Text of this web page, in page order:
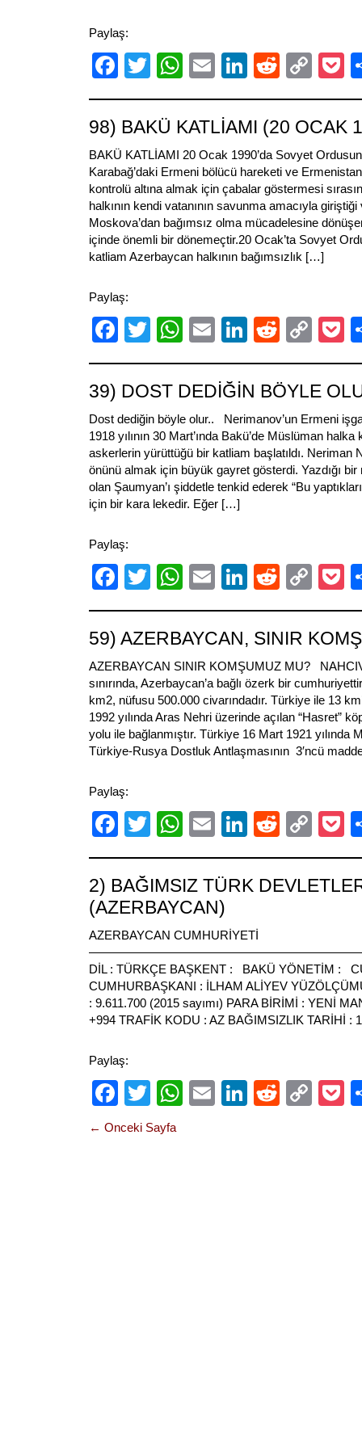
Paylaş:
Facebook
TwitterWhatsApp
EmailLinkedIn
Reddit
Link
98) BAKÜ KATLİAMI (20 OCAK
BAKÜ KATLİAMI 20 Ocak 1990’da Sovyet
Karabağ’daki Ermeni bölücü hareketi ve
kontrolü altına almak için çabalar göstermesi
halkının kendi vatanının savunma amacıyla
Moskova’dan bağımsız olma mücadelesine
içinde önemli bir dönemeçtir.20 Ocak’ta Sovyet
katliam Azerbaycan halkının bağımsızlık […]
Paylaş:
Facebook
TwitterWhatsApp
EmailLinkedIn
Reddit
Link
39) DOST DEDİĞİN BÖYLE
Dost dediğin böyle olur.. Nerimanov’un Ermeni
1918 yılının 30 Mart’ında Bakü’de Müslüman
askerlerin yürüttüğü bir katliam başlatıldı. Neriman
önünü almak için büyük gayret gösterdi. Yazdığı
olan Şaumyan’ı şiddetle tenkid ederek “Bu
için bir kara lekedir. Eğer […]
Paylaş:
Facebook
TwitterWhatsApp
EmailLinkedIn
Reddit
Link
59) AZERBAYCAN, SINIR
AZERBAYCAN SINIR KOMŞUMUZ MU?
sınırında, Azerbaycan’a bağlı özerk bir
km2, nüfusu 500.000 civarındadır. Türkiye ile 13
1992 yılında Aras Nehri üzerinde açılan “Hasret”
yolu ile bağlanmıştır. Türkiye 16 Mart 1921 yılında
Türkiye-Rusya Dostluk Antlaşmasının 3′ncü
Paylaş:
Facebook
TwitterWhatsApp
EmailLinkedIn
Reddit
Link
2) BAĞIMSIZ TÜRK
(AZERBAYCAN)
AZERBAYCAN CUMHURİYETİ
DİL : TÜRKÇE BAŞKENT : BAKÜ YÖNETİM :
CUMHURBAŞKANI : İLHAM ALİYEV
: 9.611.700 (2015 sayımı) PARA BİRİMİ : YENİ
+994 TRAFİK KODU : AZ BAĞIMSIZLIK TARİHİ :
Paylaş:
Facebook
TwitterWhatsApp
EmailLinkedIn
Reddit
← Onceki Sayfa